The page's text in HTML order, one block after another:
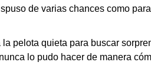
de varias chances como
pelota quieta para buscar
lo pudo hacer de manera